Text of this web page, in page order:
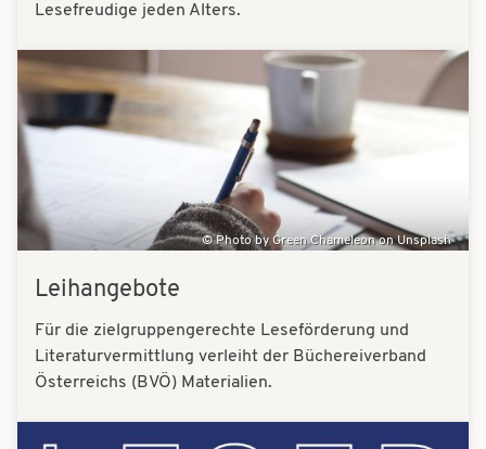
Lesefreudige jeden Alters.
Bilder
Photo by Green Chameleon on Unsplash
Leihangebote
Für die zielgruppengerechte Leseförderung und
Literaturvermittlung verleiht der Büchereiverband
Österreichs (BVÖ) Materialien.